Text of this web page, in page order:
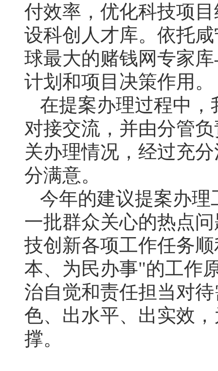
付效率，优化科技项
设科创人才库。依托
球最大的赌钱网专家
计划和项目决策作用。
在提案办理过程中
对接交流，并由分管
关办理情况，经过充
分满意。
今年的建议提案办
一批群众关心的热点
技创新各项工作任务
本、为民办事"的工作
治自觉和责任担当对
色、出水平、出实效
撑。